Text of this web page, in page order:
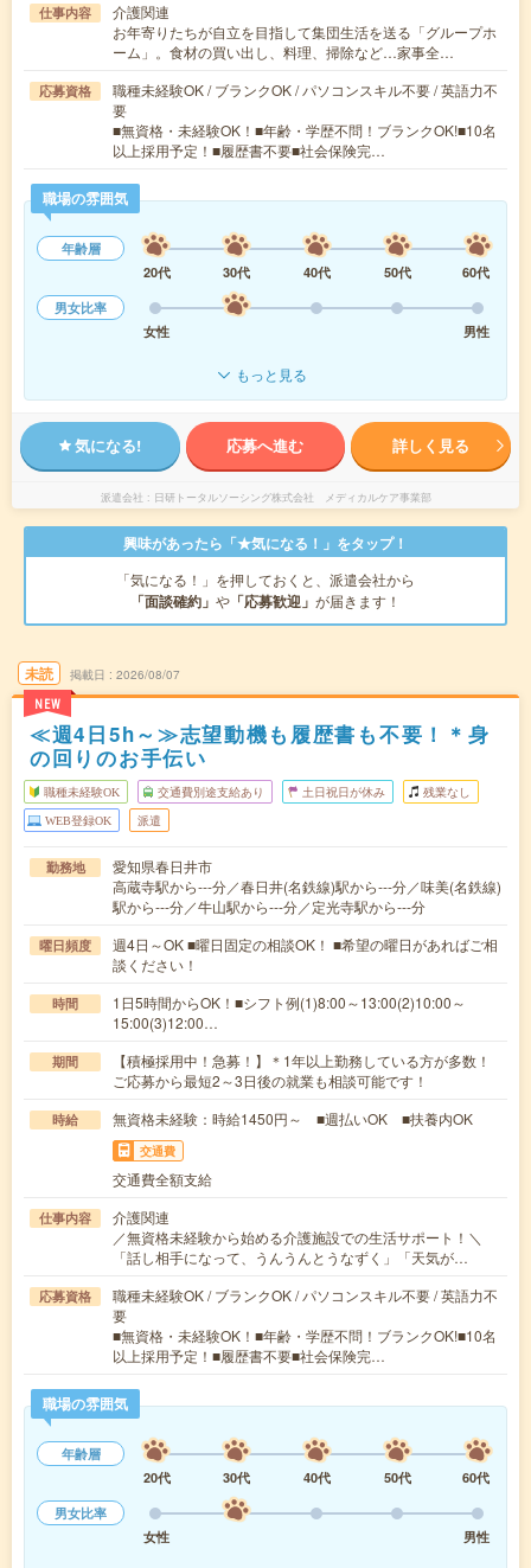
仕事内容
介護関連
お年寄りたちが自立を目指して集団生活を送る「グループホ
ーム」。食材の買い出し、料理、掃除など…家事全…
応募資格
職種未経験OK / ブランクOK / パソコンスキル不要 / 英語力不
要
■無資格・未経験OK！■年齢・学歴不問！ブランクOK!■10名
以上採用予定！■履歴書不要■社会保険完…
職場の雰囲気
年齢層
20代
30代 40代 50代
60代
男女比率
女性
男性
もっと見る
気になる! 応募へ進む 詳しく見る
派遣会社 日研トータルソーシング株式会社 メディカルケア事業部
興味があったら「★気になる！」をタップ！
「気になる！」を押しておくと、派遣会社から
「面談確約」 や 「応募歓迎」 が届きます！
未読
NEW
掲載日 2026/08/07
≪週4日5h～≫志望動機も履歴書も不要！＊身
の回りのお手伝い
職種未経験OK 交通費別途支給あり 土日祝日が休み 残業なし
WEB登録OK 派遣
勤務地
愛知県春日井市
高蔵寺駅から---分／春日井(名鉄線)駅から---分／味美(名鉄線)
駅から---分／牛山駅から---分／定光寺駅から---分
曜日頻度
週4日～OK ■曜日固定の相談OK！ ■希望の曜日があればご相
談ください！
時間
1日5時間からOK！■シフト例(1)8:00～13:00(2)10:00～
15:00(3)12:00…
期間
【積極採用中！急募！】＊1年以上勤務している方が多数！
ご応募から最短2～3日後の就業も相談可能です！
時給 無資格未経験：時給1450円～ ■週払いOK ■扶養内OK
交通費
交通費全額支給
仕事内容
介護関連
／無資格未経験から始める介護施設での生活サポート！＼
「話し相手になって、うんうんとうなずく」「天気が…
応募資格
職種未経験OK / ブランクOK / パソコンスキル不要 / 英語力不
要
■無資格・未経験OK！■年齢・学歴不問！ブランクOK!■10名
以上採用予定！■履歴書不要■社会保険完…
職場の雰囲気
年齢層
20代
30代 40代 50代
60代
男女比率
女性
男性